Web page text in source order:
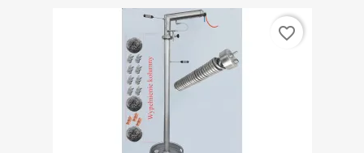
favorite_border